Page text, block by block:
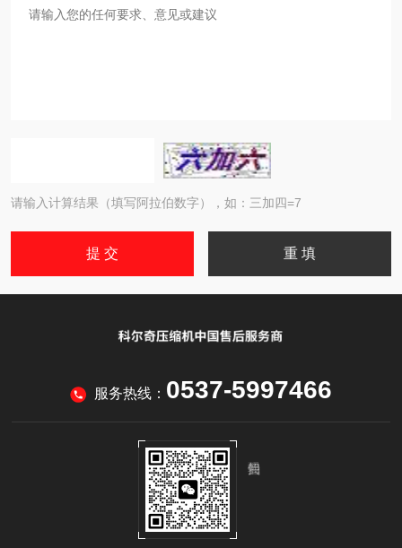
请输入计算结果（填写阿拉伯数字），如：三加四=7
服务热线： 0537-5997466